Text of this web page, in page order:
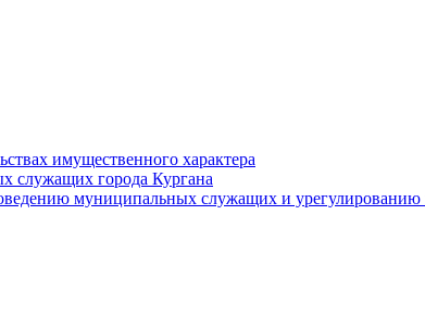
имущественного характера
служащих города Кургана
муниципальных служащих и